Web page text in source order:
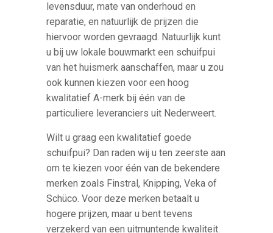
levensduur, mate van onderhoud en
reparatie, en natuurlijk de prijzen die
hiervoor worden gevraagd. Natuurlijk kunt
u bij uw lokale bouwmarkt een schuifpui
van het huismerk aanschaffen, maar u zou
ook kunnen kiezen voor een hoog
kwalitatief A-merk bij één van de
particuliere leveranciers uit Nederweert.
Wilt u graag een kwalitatief goede
schuifpui? Dan raden wij u ten zeerste aan
om te kiezen voor één van de bekendere
merken zoals Finstral, Knipping, Veka of
Schüco. Voor deze merken betaalt u
hogere prijzen, maar u bent tevens
verzekerd van een uitmuntende kwaliteit.